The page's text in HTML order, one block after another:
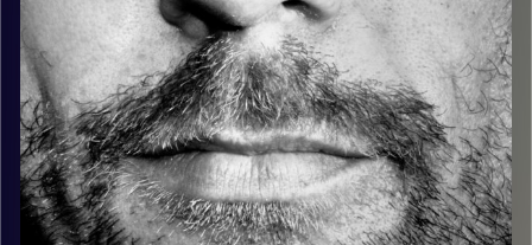
קרדיט תמונות: David Goehring